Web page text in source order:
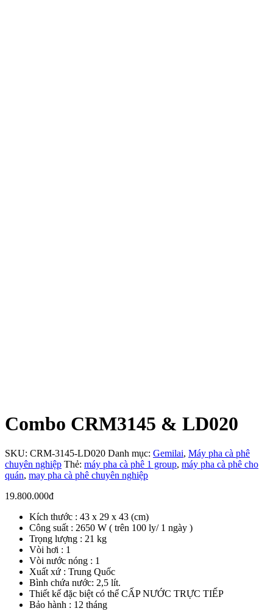
Combo CRM3145 & LD020
SKU: CRM-3145-LD020 Danh mục: Gemilai, Máy pha cà phê
chuyên nghiệp Thẻ: máy pha cà phê 1 group, máy pha cà phê cho
quán, may pha cà phê chuyên nghiệp
19.800.000đ
Kích thước : 43 x 29 x 43 (cm)
Công suất : 2650 W ( trên 100 ly/ 1 ngày )
Trọng lượng : 21 kg
Vòi hơi : 1
Vòi nước nóng : 1
Xuất xứ : Trung Quốc
Bình chứa nước: 2,5 lít.
Thiết kế đặc biệt có thể CẤP NƯỚC TRỰC TIẾP
Bảo hành : 12 tháng